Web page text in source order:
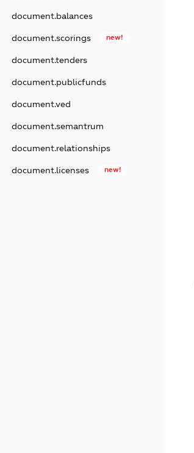
document.balances
document.scorings new!
document.tenders
document.publicfunds
document.ved
document.semantrum
document.relationships
document.licenses new!